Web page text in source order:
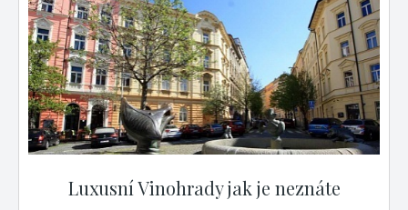
Luxusní Vinohrady jak je neznáte